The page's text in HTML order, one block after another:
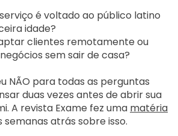
é voltado ao público latino
idade?
clientes remotamente ou
sem sair de casa?
NÃO para todas as perguntas
duas vezes antes de abrir sua
A revista Exame fez uma matéria
semanas atrás sobre isso.